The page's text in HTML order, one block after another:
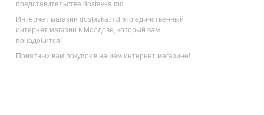
представительстве dostavka.md.
Интернет магазин dostavka.md это единственный
интернет магазин в Молдове, который вам
понадобится!
Приятных вам покупок в нашем интернет магазине!